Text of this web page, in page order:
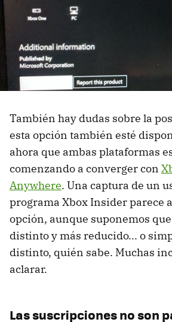
También hay dudas sobre la
esta opción también esté
ahora que ambas plataformas
comenzando a converger con
Anywhere. Una captura de un
programa Xbox Insider parece
opción, aunque suponemos
distinto y más reducido... o
distinto, quién sabe. Muchas
aclarar.
Las suscripciones no son